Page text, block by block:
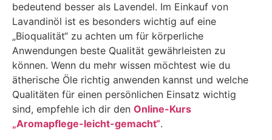
bedeutend besser als Lavendel. Im Einkauf von
Lavandinöl ist es besonders wichtig auf eine
„Bioqualität“ zu achten um für körperliche
Anwendungen beste Qualität gewährleisten zu
können. Wenn du mehr wissen möchtest wie du
ätherische Öle richtig anwenden kannst und welche
Qualitäten für einen persönlichen Einsatz wichtig
sind, empfehle ich dir den Online-Kurs
„Aromapflege-leicht-gemacht“.